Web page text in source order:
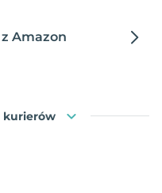
Amazon
kurierów